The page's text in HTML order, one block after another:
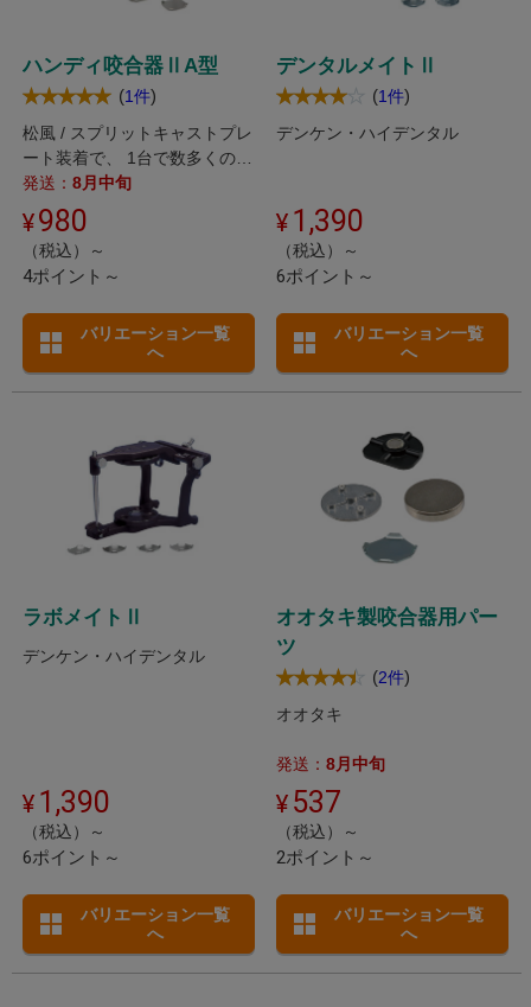
ハンディ咬合器ⅡA型
(1件)
松風 / スプリットキャストプレ
ート装着で、 1台で数多くの模
型が処理できる平均値咬合器。
発送： 8月中旬
980
（税込）～
4ポイント～
バリエーション一覧
へ
デンタルメイトⅡ
(1件)
デンケン・ハイデンタル
1,390
（税込）～
6ポイント～
バリエーション一覧
へ
ラボメイトⅡ
デンケン・ハイデンタル
1,390
（税込）～
6ポイント～
バリエーション一覧
へ
オオタキ製咬合器用パー
ツ
(2件)
オオタキ
発送： 8月中旬
537
（税込）～
2ポイント～
バリエーション一覧
へ